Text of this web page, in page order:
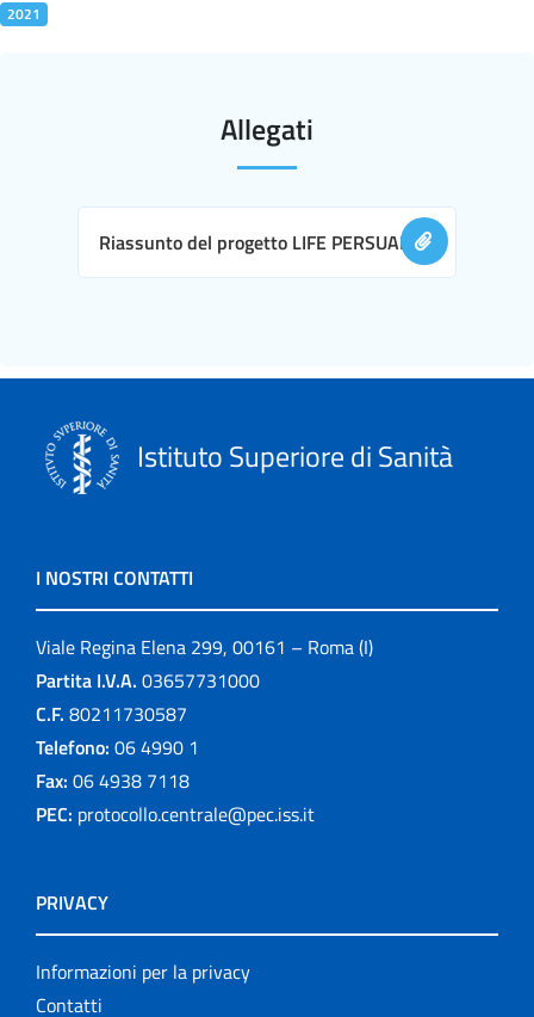
2021
Allegati
Riassunto del progetto LIFE PERSUADED
Istituto Superiore di Sanità
I NOSTRI CONTATTI
Viale Regina Elena 299, 00161 – Roma (I)
Partita I.V.A. 03657731000
C.F. 80211730587
Telefono: 06 4990 1
Fax: 06 4938 7118
PEC: protocollo.centrale@pec.iss.it
PRIVACY
Informazioni per la privacy
Contatti